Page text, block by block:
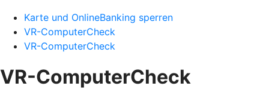
Karte und OnlineBanking sperren
VR-ComputerCheck
VR-ComputerCheck
VR-ComputerCheck